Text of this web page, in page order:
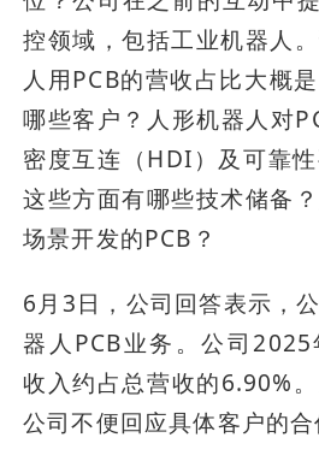
控领域，包括工业机器人
人用PCB的营收占比大概
哪些客户？人形机器人对
密度互连（HDI）及可靠
这些方面有哪些技术储备
场景开发的PCB？
6月3日，公司回答表示，
器人PCB业务。公司
收入约占总营收的6.90%
公司不便回应具体客户的合